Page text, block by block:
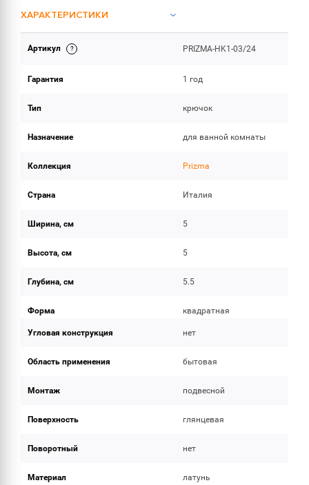
ХАРАКТЕРИСТИКИ
ОБЪЕМ ПОСТАВКИ
Артикул PRIZMA-HK1-03/24
Гарантия 1 год
Тип крючок
Назначение для ванной комнаты
Коллекция Prizma
Страна Италия
Ширина, см 5
Высота, см 5
Глубина, см 5.5
Форма квадратная
Угловая конструкция нет
Область применения бытовая
Монтаж подвесной
Поверхность глянцевая
Поворотный нет
Материал латунь